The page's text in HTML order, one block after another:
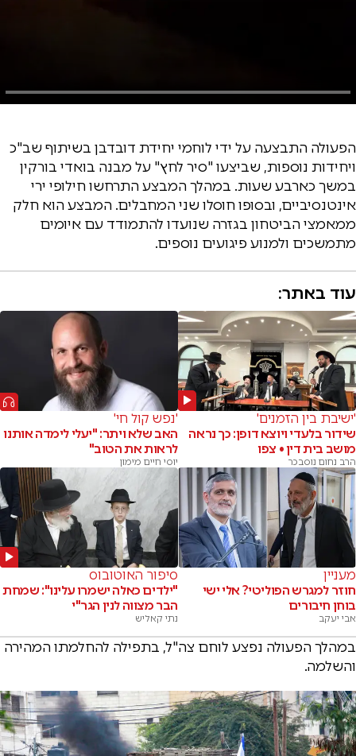
הפעולה התבצעה על ידי לוחמי יחידת דובדבן בשיתוף שב"כ
ויחידות נוספות, שביצעו "סיר לחץ" על מבנה בואדי בורקין
במשך כארבע שעות. במהלך המבצע התרחשו חילופי ירי
אינטנסיביים, ובסופו חוסלו שני המחבלים. המבצע הוא חלק
ממאמצי הביטחון בגזרה שנועדו להתמודד עם איומים
מתמשכים ולמנוע פיגועים נוספים.
עוד באתר:
'ישיבת בין הזמנים'
שידור בלעדי ויוצא דופן: כך נראה
מושב בית דין • צפו
הרב נחום נוסבכר
'נפש קול חי'
האב שלא ויתר: "יעלי לימדה אותנו
לראות את הטוב"
יוסי חיים מימון
מעניין
חוזר למגרש הפוליטי? אלי ישי
בוחן חיבורים
אבי יעקב
סיפור האוטובוס
"ילדים כאלה ישמרו עלינו": שמחת
הבר מצווה לנין הגר"י
נתי קאליש
במהלך הפעולה נפצע לוחם צה"ל, בתפילה להחלמתו המהירה
והשלמה.